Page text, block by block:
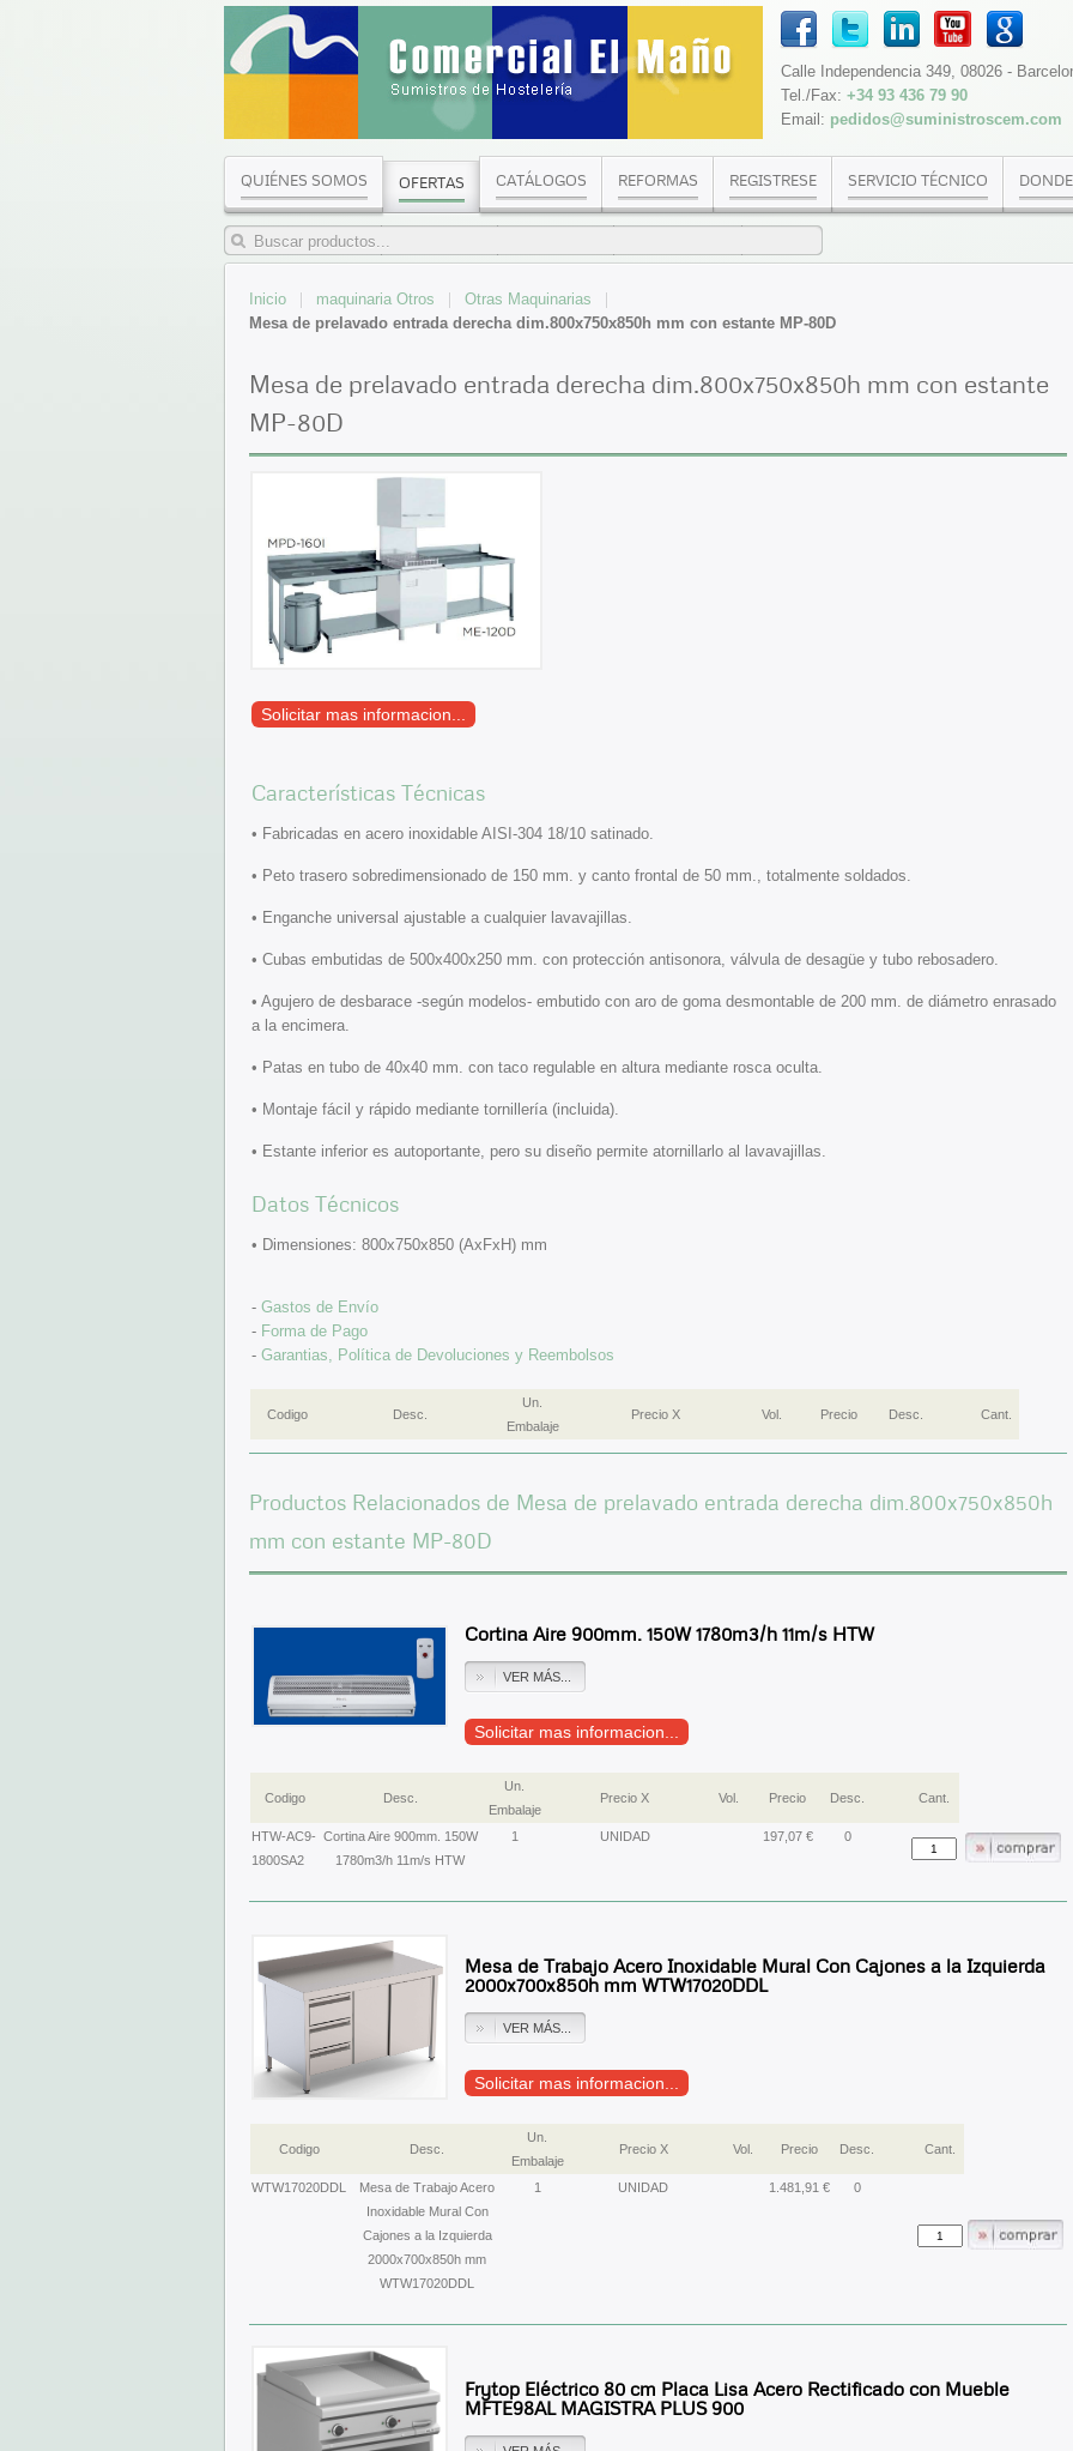
Calle Independencia 349, 08026 -
Tel./Fax: +34 93 436 79 90
Email: pedidos@suministroscem.com
QUIÉNES SOMOS OFERTAS CATÁLOGOS REFORMAS REGISTRESE SERVICIO TÉCNICO
Inicio maquinaria Otros
Otras Maquinarias
Mesa de prelavado entrada derecha dim.800x750x850h mm con estante MP-80D
Mesa de prelavado entrada derecha dim.800x750x850h mm con estante
MP-80D
Solicitar mas informacion...
Características Técnicas
• Fabricadas en acero inoxidable AISI-304 18/10 satinado.
• Peto trasero sobredimensionado de 150 mm. y canto frontal de 50 mm., totalmente soldados.
• Enganche universal ajustable a cualquier lavavajillas.
• Cubas embutidas de 500x400x250 mm. con protección antisonora, válvula de desagüe y tubo rebosadero.
• Agujero de desbarace -según modelos- embutido con aro de goma desmontable de 200 mm. de diámetro enrasado
a la encimera.
• Patas en tubo de 40x40 mm. con taco regulable en altura mediante rosca oculta.
• Montaje fácil y rápido mediante tornillería (incluida).
• Estante inferior es autoportante, pero su diseño permite atornillarlo al lavavajillas.
Datos Técnicos
• Dimensiones: 800x750x850 (AxFxH) mm
- Gastos de Envío
- Forma de Pago
- Garantias, Política de Devoluciones y Reembolsos
Codigo Desc.
Un.
Embalaje
Precio X Vol. Precio Desc. Cant.
Productos Relacionados de Mesa de prelavado entrada derecha dim.800x750x850h
mm con estante MP-80D
Cortina Aire 900mm. 150W 1780m3/h 11m/s HTW
VER MÁS...
Solicitar mas informacion...
Codigo Desc.
Un.
Embalaje
Precio X Vol. Precio Desc. Cant.
HTW-AC9-
1800SA2
Cortina Aire 900mm. 150W
1780m3/h 11m/s HTW
1 UNIDAD 197,07 € 0
Mesa de Trabajo Acero Inoxidable Mural Con Cajones a la Izquierda
2000x700x850h mm WTW17020DDL
VER MÁS...
Solicitar mas informacion...
Codigo Desc.
Un.
Embalaje
Precio X Vol. Precio Desc. Cant.
WTW17020DDL
Mesa de Trabajo Acero
Inoxidable Mural Con
Cajones a la Izquierda
2000x700x850h mm
WTW17020DDL
1 UNIDAD 1.481,91 € 0
Frytop Eléctrico 80 cm Placa Lisa Acero Rectificado con Mueble
MFTE98AL MAGISTRA PLUS 900